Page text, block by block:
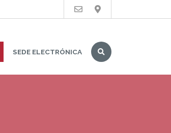
SEDE ELECTRÓNICA
Buscar